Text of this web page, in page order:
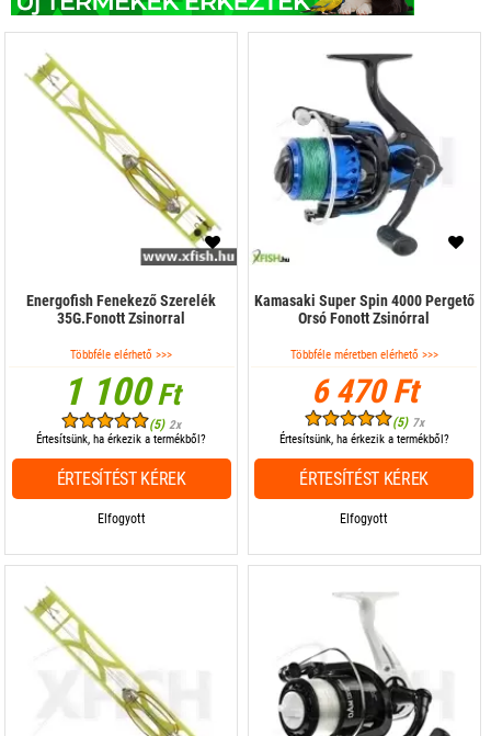
Energofish Fenekező Szerelék
35G.Fonott Zsinorral
Többféle elérhető >>>
1 100Ft
(5) 2x
Elfogyott
Értesítsünk, ha érkezik a termékből?
ÉRTESÍTÉST KÉREK
Kamasaki Super Spin 4000 Pergető
Orsó Fonott Zsinórral
Többféle méretben elérhető >>>
6 470 Ft
(5) 7x
Elfogyott
Értesítsünk, ha érkezik a termékből?
ÉRTESÍTÉST KÉREK